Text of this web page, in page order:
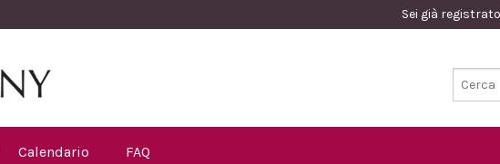
Sei già
Calendario FAQ